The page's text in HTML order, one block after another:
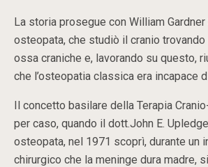
La storia prosegue con William Gardner
osteopata, che studiò il cranio
ossa craniche e, lavorando su questo,
che l’osteopatia classica era incapace
Il concetto basilare della Terapia
per caso, quando il dott.John E.
osteopata, nel 1971 scoprì, durante un
chirurgico che la meninge dura madre,